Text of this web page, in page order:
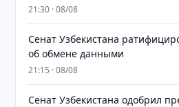
21:30 · 08/08
Сенат Узбекистана
об обмене данными
21:15 · 08/08
Сенат Узбекистана одобрил